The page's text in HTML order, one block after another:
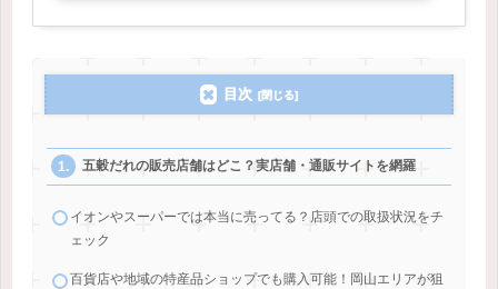
目次
五穀だれの販売店舗はどこ？実店舗・通販サイトを網羅
イオンやスーパーでは本当に売ってる？店頭での取扱状況をチ
ェック
百貨店や地域の特産品ショップでも購入可能！岡山エリアが狙